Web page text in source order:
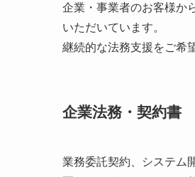
企業・事業者のお客様か
いただいています。
継続的な法務支援をご希
企業法務・契約書
業務委託契約、システム